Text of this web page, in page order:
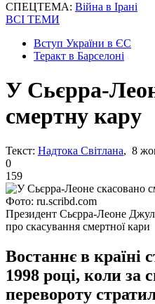
СПЕЦТЕМА: Війна в Ірані
ВСІ ТЕМИ
Вступ України в ЄС
Теракт в Барселоні
У Сьєрра-
смертну кару
Текст: Надтока Світлана, 8
0
159
Фото: ru.scribd.com
Президент Сьєрра-Леоне
про скасування смертної кари
Востаннє в країні
1998 році, коли за
перевороту